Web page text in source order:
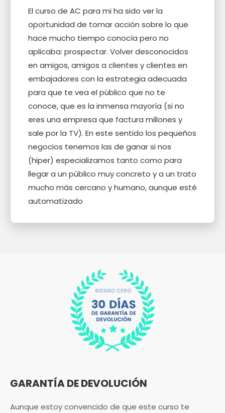
El curso de AC para mi ha sido ver la
oportunidad de tomar acción sobre lo que
hace mucho tiempo conocía pero no
aplicaba: prospectar. Volver desconocidos
en amigos, amigos a clientes y clientes en
embajadores con la estrategia adecuada
para que te vea el público que no te
conoce, que es la inmensa mayoría (si no
eres una empresa que factura millones y
sale por la TV). En este sentido los pequeños
negocios tenemos las de ganar si nos
(hiper) especializamos tanto como para
llegar a un público muy concreto y a un trato
mucho más cercano y humano, aunque esté
automatizado
GARANTÍA DE DEVOLUCIÓN
Aunque estoy convencido de que este curso te